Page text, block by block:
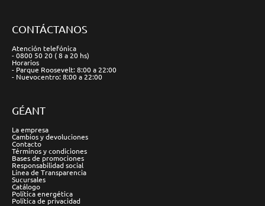
CONTÁCTANOS
Atención telefónica
- 0800 50 20 ( 8 a 20 hs)
Horarios
- Parque Roosevelt: 8:00 a 22:00
- Nuevocentro: 8:00 a 22:00
GÉANT
La empresa
Cambios y devoluciones
Contacto
Términos y condiciones
Bases de promociones
Responsabilidad social
Línea de Transparencia
Sucursales
Catálogo
Política energética
Política de privacidad